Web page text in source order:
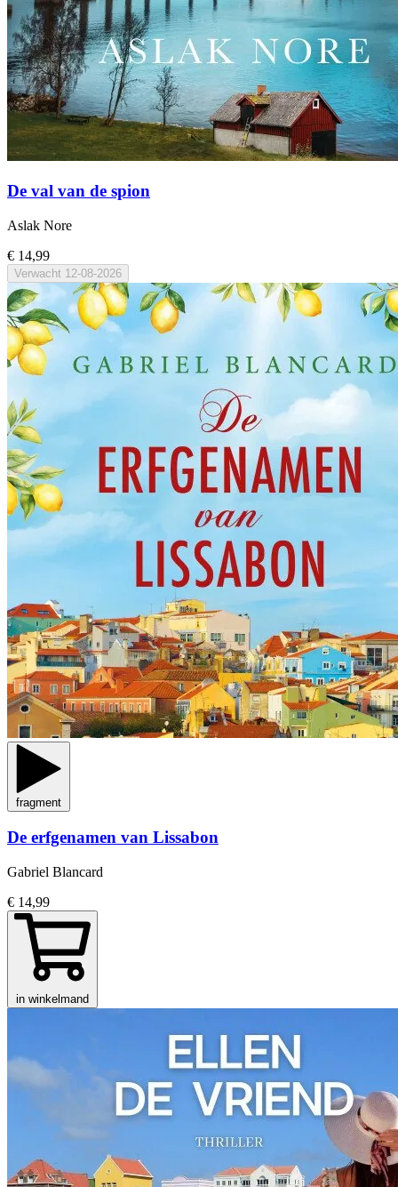
De val van de spion
Aslak Nore
€ 14,99
Verwacht 12-08-2026
fragment
De erfgenamen van Lissabon
Gabriel Blancard
€ 14,99
in winkelmand